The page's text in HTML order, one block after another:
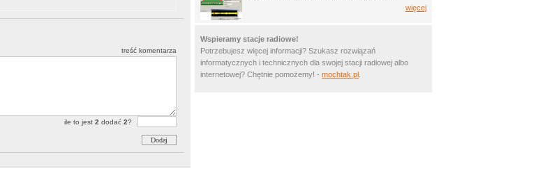
treść komentarza
ile to jest 2 dodać 2?
więcej
Wspieramy stacje radiowe!
Potrzebujesz więcej informacji? Szukasz rozwiązań
informatycznych i technicznych dla swojej stacji radiowej albo
internetowej? Chętnie pomożemy! - mochtak.pl